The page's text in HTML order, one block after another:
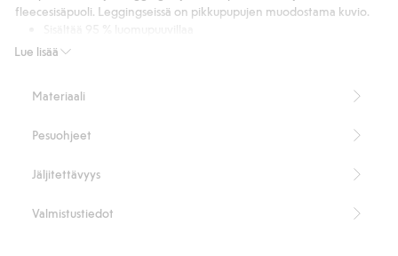
Lue lisää
fleecesisäpuoli. Leggingseissä on pikkupupujen muodostama kuvio.
Tuotenumero
Materiaali
Pesuohjeet
Jäljitettävyys
Valmistustiedot